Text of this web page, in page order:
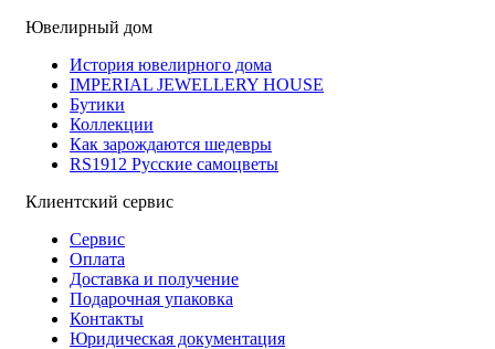
Ювелирный дом
История ювелирного дома
IMPERIAL JEWELLERY HOUSE
Бутики
Коллекции
Как зарождаются шедевры
RS1912 Русские самоцветы
Клиентский сервис
Сервис
Оплата
Доставка и получение
Подарочная упаковка
Контакты
Юридическая документация